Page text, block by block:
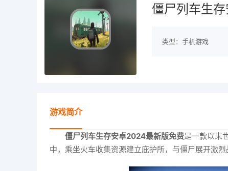
僵尸列车生
类型：手机游戏
游戏简介
僵尸列车生存安卓2024最新版免费是一款以末
中，乘坐火车收集资源建立庇护所，与僵尸展开激烈